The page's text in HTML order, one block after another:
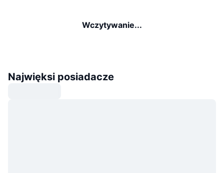
Wczytywanie...
Najwięksi posiadacze